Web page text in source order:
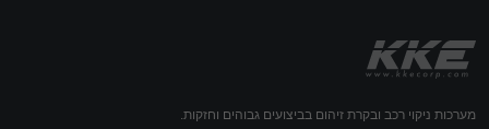
מערכות ניקוי רכב ובקרת זיהום בביצועים גבוהים וחזקות.